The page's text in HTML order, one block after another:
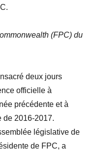
(FPC) du
deux jours
officielle à
précédente et à
de 2016-2017.
législative de
de FPC, a